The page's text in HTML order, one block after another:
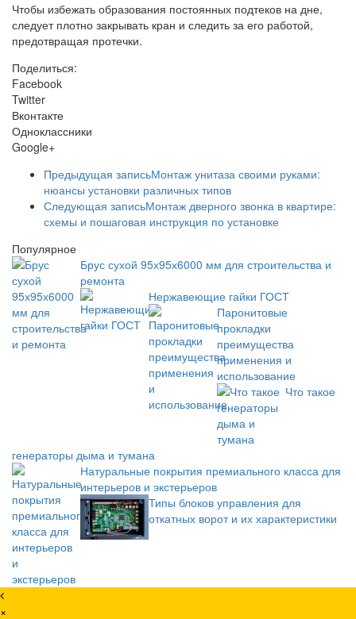
Чтобы избежать образования постоянных подтеков на дне,
следует плотно закрывать кран и следить за его работой,
предотвращая протечки.
Поделиться:
Facebook
Twitter
Вконтакте
Одноклассники
Google+
Предыдущая записьМонтаж унитаза своими руками:
нюансы установки различных типов
Следующая записьМонтаж дверного звонка в квартире:
схемы и пошаговая инструкция по установке
Популярное
Брус сухой 95х95х6000 мм для строительства и
ремонта
Нержавеющие гайки ГОСТ
Паронитовые
прокладки
преимущества
применения и
использование
Что такое
генераторы дыма и тумана
Натуральные покрытия премиального класса для
интерьеров и экстерьеров
Типы блоков управления для
откатных ворот и их характеристики
×